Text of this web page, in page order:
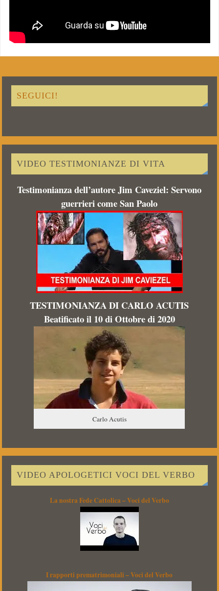
SEGUICI!
VIDEO TESTIMONIANZE DI VITA
Testimonianza dell’autore Jim Caveziel: Servono
guerrieri come San Paolo
TESTIMONIANZA DI CARLO ACUTIS
Beatificato il 10 di Ottobre di 2020
Carlo Acutis
VIDEO APOLOGETICI VOCI DEL VERBO
La nostra Fede Cattolica – Voci del Verbo
I rapporti prematrimoniali – Voci del Verbo